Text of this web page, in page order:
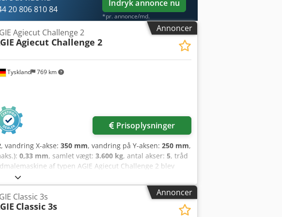
20 806 810 84
Indryk annonce nu
*pr. annonce/md.
Annoncer
Tyskland 769 km
Agiecut Challenge 2
Agiecut Challenge 2
Prisoplysninger
, vandring X-akse: 350 mm, vandring på Y-aksen: 250 mm,
0,33 mm, samlet vægt: 3.600 kg, antal akser: 5, tråd
af typen AGIE Agiecut Challenge 2 blev
på 9 kVA. Maskinens udstyr omfatter yderligere
ICS Cool Energy i-Chiller samt en separat
du leder efter trådedmalemaskiner af høj kvalitet, bør
tilbyder til salg. Kontakt os for yderligere oplysninger.
Annoncer
Classic 3s
Classic 3s